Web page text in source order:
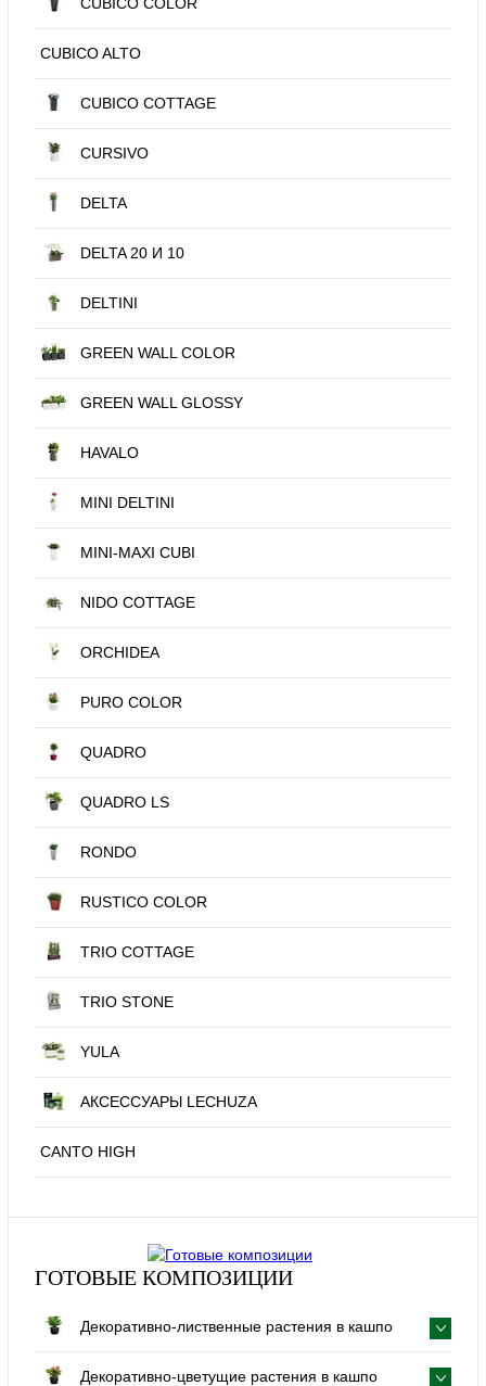
CUBICO ALTO
CUBICO COTTAGE
CURSIVO
DELTA
DELTA 20 И 10
DELTINI
GREEN WALL COLOR
GREEN WALL GLOSSY
HAVALO
MINI DELTINI
MINI-MAXI CUBI
NIDO COTTAGE
ORCHIDEA
PURO COLOR
QUADRO
QUADRO LS
RONDO
RUSTICO COLOR
TRIO COTTAGE
TRIO STONE
YULA
АКСЕССУАРЫ LECHUZA
CANTO HIGH
ГОТОВЫЕ КОМПОЗИЦИИ
Декоративно-лиственные растения в кашпо
Декоративно-цветущие растения в кашпо